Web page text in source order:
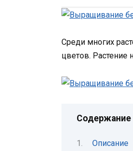
Среди многих
цветов. Растение
Содержание
Описание